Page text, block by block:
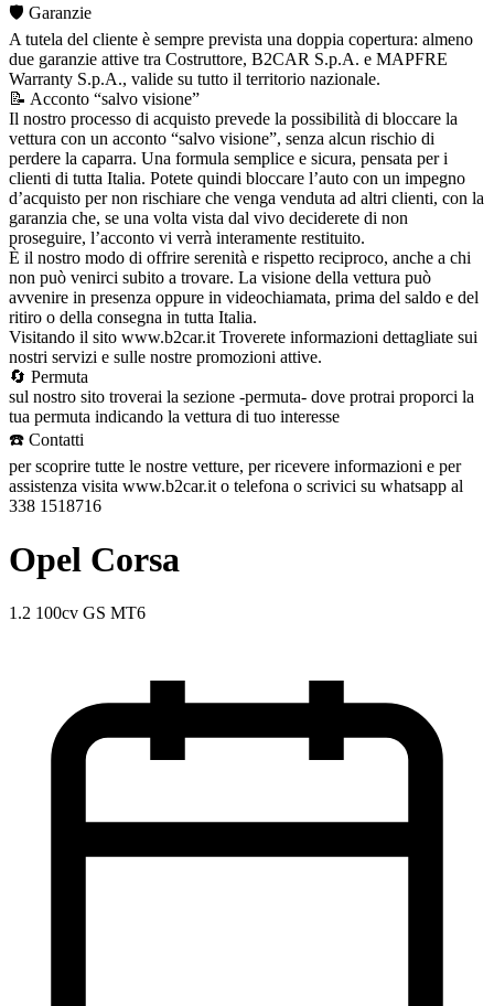
🛡️ Garanzie
A tutela del cliente è sempre prevista una doppia copertura: almeno
due garanzie attive tra Costruttore, B2CAR S.p.A. e MAPFRE
Warranty S.p.A., valide su tutto il territorio nazionale.
📝 Acconto “salvo visione”
Il nostro processo di acquisto prevede la possibilità di bloccare la
vettura con un acconto “salvo visione”, senza alcun rischio di
perdere la caparra. Una formula semplice e sicura, pensata per i
clienti di tutta Italia. Potete quindi bloccare l’auto con un impegno
d’acquisto per non rischiare che venga venduta ad altri clienti, con la
garanzia che, se una volta vista dal vivo deciderete di non
proseguire, l’acconto vi verrà interamente restituito.
È il nostro modo di offrire serenità e rispetto reciproco, anche a chi
non può venirci subito a trovare. La visione della vettura può
avvenire in presenza oppure in videochiamata, prima del saldo e del
ritiro o della consegna in tutta Italia.
Visitando il sito www.b2car.it Troverete informazioni dettagliate sui
nostri servizi e sulle nostre promozioni attive.
🔄 Permuta
sul nostro sito troverai la sezione -permuta- dove protrai proporci la
tua permuta indicando la vettura di tuo interesse
☎️ Contatti
per scoprire tutte le nostre vetture, per ricevere informazioni e per
assistenza visita www.b2car.it o telefona o scrivici su whatsapp al
338 1518716
Opel Corsa
1.2 100cv GS MT6